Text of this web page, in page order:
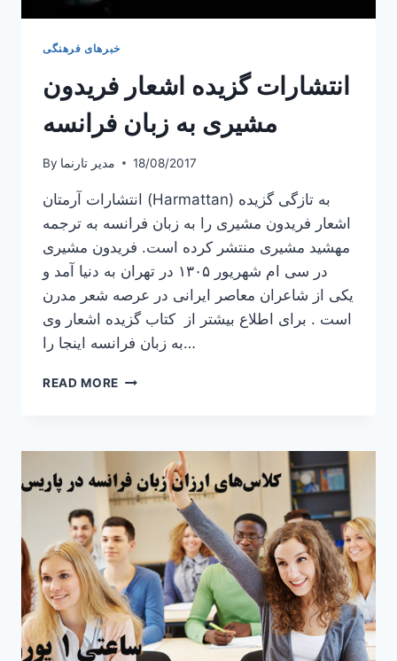
خبرهای فرهنگی
انتشارات گزیده اشعار فریدون
مشیری به زبان فرانسه
By مدیر تارنما 18/08/2017
انتشارات آرمتان (Harmattan) به تازگی گزیده
اشعار فریدون مشیری را به زبان فرانسه به ترجمه
مهشید مشیری منتشر کرده است. فریدون مشیری
در سی ام شهریور ۱۳۰۵ در تهران به دنیا آمد و
یکی از شاعران معاصر ایرانی در عرصه شعر مدرن
است . برای اطلاع بیشتر از کتاب گزیده اشعار وی
به زبان فرانسه اینجا را…
READ MORE انتشارات
مشیری
به
زبان
فرانسه